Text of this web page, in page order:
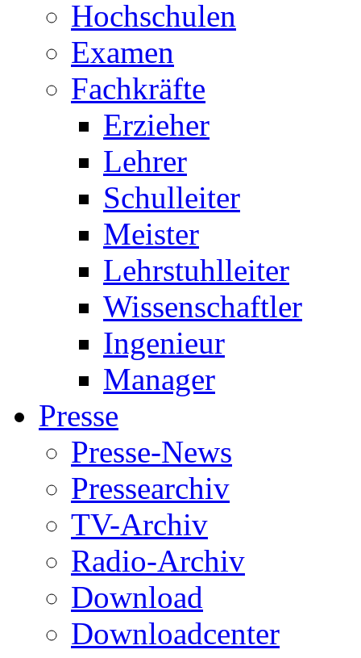
Hochschulen
Examen
Fachkräfte
Erzieher
Lehrer
Schulleiter
Meister
Lehrstuhlleiter
Wissenschaftler
Ingenieur
Manager
Presse
Presse-News
Pressearchiv
TV-Archiv
Radio-Archiv
Download
Downloadcenter